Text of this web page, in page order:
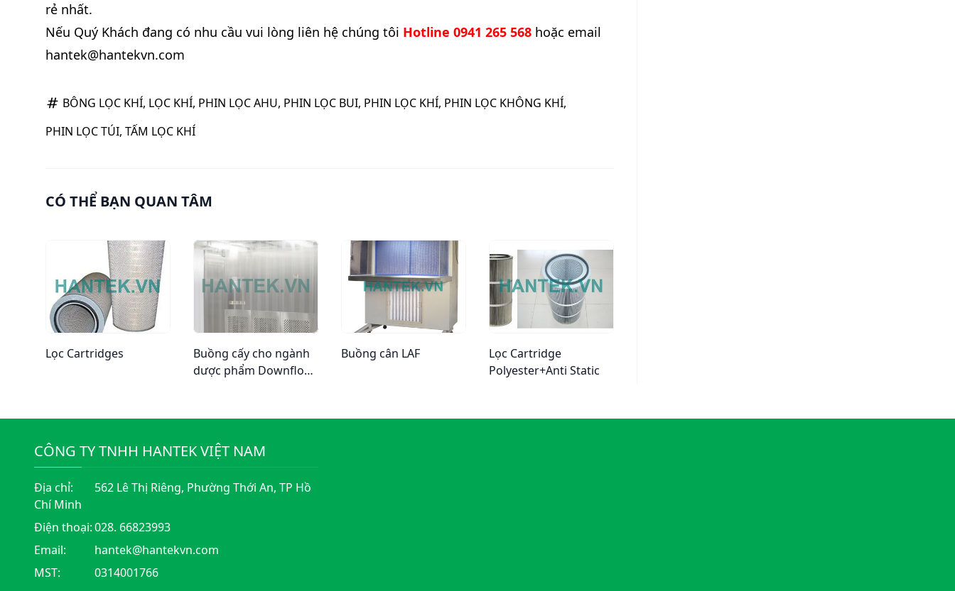
rẻ nhất.
Nếu Quý Khách đang có nhu cầu vui lòng liên hệ chúng tôi Hotline 0941 265 568 hoặc email
hantek@hantekvn.com
BÔNG LỌC KHÍ, LỌC KHÍ, PHIN LỌC AHU, PHIN LỌC BUI, PHIN LỌC KHÍ, PHIN LỌC KHÔNG KHÍ,
PHIN LỌC TÚI, TẤM LỌC KHÍ
CÓ THỂ BẠN QUAN TÂM
Lọc Cartridges
Buồng cấy cho ngành
dược phẩm Downflow
Buồng cân LAF
Lọc Cartridge
Polyester+Anti Static
CÔNG TY TNHH HANTEK VIỆT NAM
Địa chỉ:
562 Lê Thị Riêng, Phường Thới An, TP Hồ
Chí Minh
Điện thoại:028. 66823993
Email:
hantek@hantekvn.com
MST:
0314001766